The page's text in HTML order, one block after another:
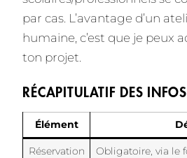
par cas. L’avantage d’un
humaine, c’est que je peux
ton projet.
RÉCAPITULATIF DES
Élément
Réservation
Obligatoire, via le